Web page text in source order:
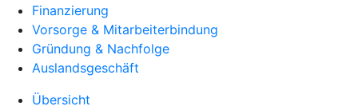
Finanzierung
Vorsorge & Mitarbeiterbindung
Gründung & Nachfolge
Auslandsgeschäft
Übersicht